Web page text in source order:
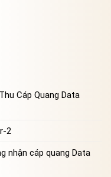
Cáp Quang Data
2
nhận cáp quang Data